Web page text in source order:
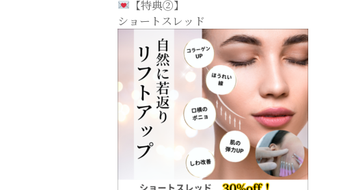
【特典②】
ショートスレッド